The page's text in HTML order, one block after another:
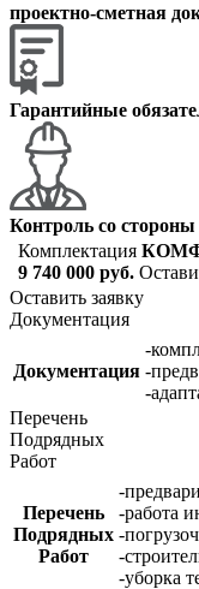
проектно-сметная
Гарантийные
Контроль со стороны
Комплектация
9 740 000 руб.
Оставить заявку
Документация
Документация
-
-
-
Перечень
Подрядных
Работ
Перечень
Подрядных
Работ
-
-работа
-
-
-уборка